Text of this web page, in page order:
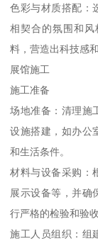
色彩与材质搭配：
相契合的氛围和
料，营造出科技感
展馆施工
施工准备
场地准备：清理施
设施搭建，如办公
和生活条件。
材料与设备采购：
展示设备等，并确
行严格的检验和验
施工人员组织：组